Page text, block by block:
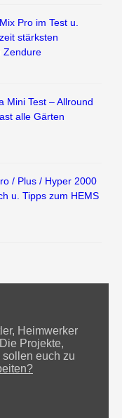
Pro im Test u.
stärksten
Zendure
Mini Test – Allround
alle Gärten
/ Plus / Hyper 2000
u. Tipps zum HEMS
Heimwerker
Projekte,
euch zu